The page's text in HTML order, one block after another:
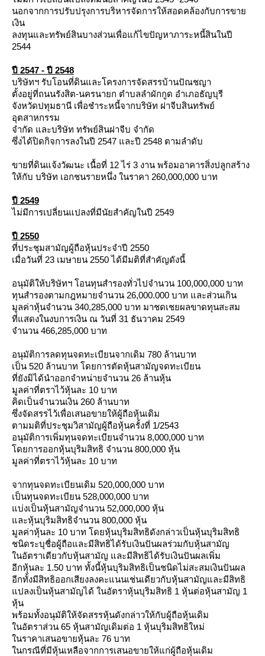
นอกจากการปรับปรุงการบริหารจัดการให้สอดคล้องกับการขา
เงิน
ลงทุนและทรัพย์สินบางส่วนเพื่อแก้ไขปัญหาภาระหนี้สินในปี
2544
ปี 2547 - ปี 2548
บริษัทฯ รับโอนที่ดินและโครงการจัดสรรบ้านปัณชญา
ตั้งอยู่ที่ถนนรังสิต-นครนายก ตำบลลำผักกูด อำเภอธัญบุรี
จังหวัดปทุมธานี เพื่อชำระหนี้จากบริษัท ฝาจีบสินทรัพย์
อุตสาหกรรม
จำกัด และบริษัท ทรัพย์สินฝาจีบ จำกัด
ซึ่งได้ปิดกิจการลงในปี 2547 และปี 2548 ตามลำดับ
ขายที่ดินแจ้งวัฒนะ เนื้อที่ 12 ไร่ 3 งาน พร้อมอาคารสิ่งปลูกสร้าง
ห้กับ บริษัท เอกชนรายหนึ่ง ในราคา 260,000,000 บาท
ปี 2549
ไม่มีการเปลี่ยนแปลงที่มีนัยสำคัญในปี 2549
ปี 2550
ที่ประชุมสามัญผู้ถือหุ้นประจำปี 2550
เมื่อวันที่ 23 เมษายน 2550 ได้มีมติที่สำคัญดังนี้
อนุมัติให้บริษัทฯ โอนทุนสำรองทั่วไปจำนวน 100,000,000 บาท
ทุนสำรองตามกฎหมายจำนวน 26,000.000 บาท และส่วนเกิน
มูลค่าหุ้นจำนวน 340,285,000 บาท มาชดเชยผลขาดทุนสะสม
ที่แสดงในงบการเงิน ณ วันที่ 31 ธันวาคม 2549
จำนวน 466,285,000 บาท
อนุมัติการลดทุนจดทะเบียนจากเดิม 780 ล้านบาท
เป็น 520 ล้านบาท โดยการตัดหุ้นสามัญจดทะเบียน
ที่ยังมิได้นำออกจำหน่ายจำนวน 26 ล้านหุ้น
มูลค่าที่ตราไว้หุ้นละ 10 บาท
คิดเป็นจำนวนเงิน 260 ล้านบาท
ซึ่งจัดสรรไว้เพื่อเสนอขายให้ผู้ถือหุ้นเดิม
ตามมติที่ประชุมวิสามัญผู้ถือหุ้นครั้งที่ 1/2543
อนุมัติการเพิ่มทุนจดทะเบียนจำนวน 8,000,000 บาท
ดยการออกหุ้นบุริมสิทธิ จำนวน 800,000 หุ้น
มูลค่าที่ตราไว้หุ้นละ 10 บาท
จากทุนจดทะเบียนเดิม 520,000,000 บาท
เป็นทุนจดทะเบียน 528,000,000 บาท
บ่งเป็นหุ้นสามัญจำนวน 52,000,000 หุ้น
ละหุ้นบุริมสิทธิจำนวน 800,000 หุ้น
มูลค่าหุ้นละ 10 บาท โดยหุ้นบุริมสิทธิดังกล่าวเป็นหุ้นบุริมสิทธิ
ชนิดระบุชื่อผู้ถือและมีสิทธิได้รับเงินปันผลร่วมกับหุ้นสามัญ
นอัตราเดียวกับหุ้นสามัญ และมีสิทธิได้รับเงินปันผลเพิ่ม
อีกหุ้นละ 1.50 บาท ทั้งนี้หุ้นบุริมสิทธิเป็นชนิดไม่สะสมเงินปันผล
อีกทั้งมีสิทธิออกเสียงลงคะแนนเช่นเดียวกับหุ้นสามัญและมีสิทธิ
ปลงเป็นหุ้นสามัญได้ ในอัตราหุ้นบุริมสิทธิ 1 หุ้นต่อหุ้นสามัญ 1
หุ้น
พร้อมทั้งอนุมัติให้จัดสรรหุ้นดังกล่าวให้กับผู้ถือหุ้นเดิม
นอัตราส่วน 65 หุ้นสามัญเดิมต่อ 1 หุ้นบุริมสิทธิใหม่
นราคาเสนอขายหุ้นละ 76 บาท
นกรณีที่มีหุ้นเหลือจากการเสนอขายให้แก่ผู้ถือหุ้นเดิม